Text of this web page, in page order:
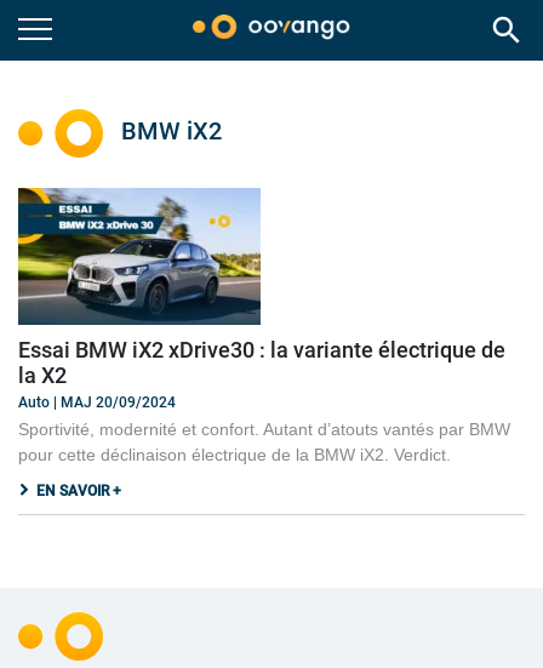
search
BMW iX2
Essai BMW iX2 xDrive30 : la variante électrique de
la X2
Auto | MAJ 20/09/2024
Sportivité, modernité et confort. Autant d’atouts vantés par BMW
pour cette déclinaison électrique de la BMW iX2. Verdict.
EN SAVOIR +